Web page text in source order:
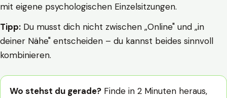
mit eigene psychologischen Einzelsitzungen.
Tipp: Du musst dich nicht zwischen „Online" und „in
deiner Nähe" entscheiden – du kannst beides sinnvoll
kombinieren.
Wo stehst du gerade? Finde in 2 Minuten heraus,